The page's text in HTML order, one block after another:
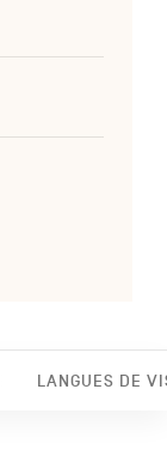
LANGUES DE